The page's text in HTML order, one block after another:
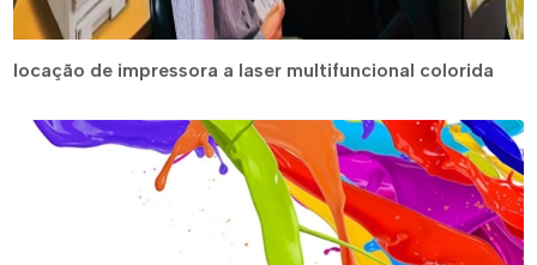
locação de impressora a laser multifuncional colorida